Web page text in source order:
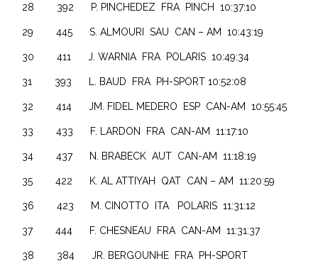
28 392 P. PINCHEDEZ FRA PINCH 10:37:10
29 445 S. ALMOURI SAU CAN – AM 10:43:19
30 411 J. WARNIA FRA POLARIS 10:49:34
31 393 L. BAUD FRA PH-SPORT 10:52:08
32 414 JM. FIDEL MEDERO ESP CAN-AM 10:55:45
33 433 F. LARDON FRA CAN-AM 11:17:10
34 437 N. BRABECK AUT CAN-AM 11:18:19
35 422 K. AL ATTIYAH QAT CAN – AM 11:20:59
36 423 M. CINOTTO ITA POLARIS 11:31:12
37 444 F. CHESNEAU FRA CAN-AM 11:31:37
38 384 JR. BERGOUNHE FRA PH-SPORT